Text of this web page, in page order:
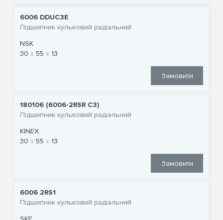
6006 DDUC3E
Підшипник кульковий радіальний
NSK
30
55 13
Замовити
180106 (6006-2RSR C3)
Підшипник кульковий радіальний
KINEX
30
55 13
Замовити
6006 2RS1
Підшипник кульковий радіальний